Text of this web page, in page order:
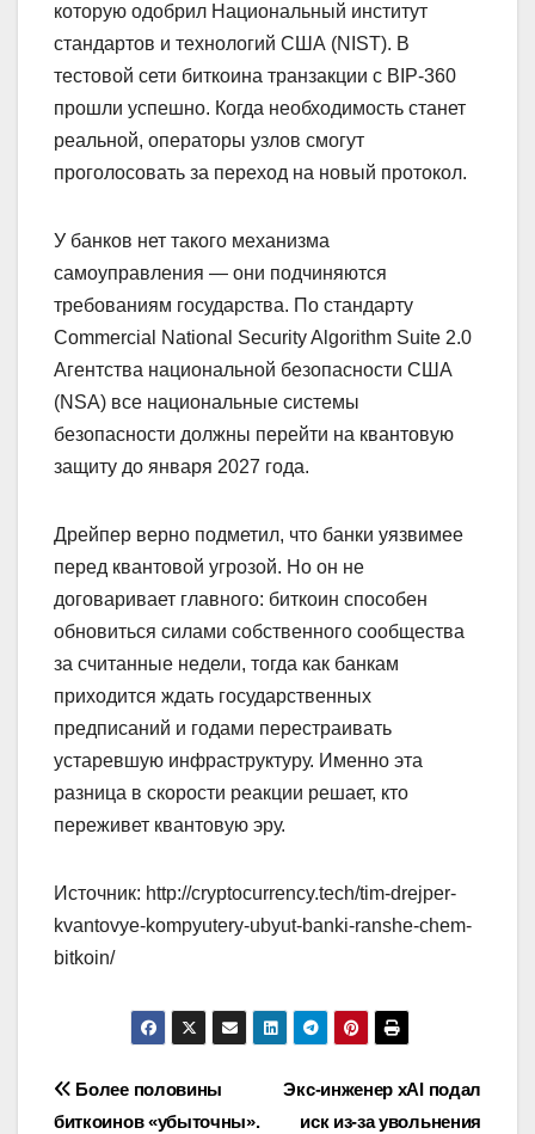
которую одобрил Национальный институт
стандартов и технологий США (NIST). В
тестовой сети биткоина транзакции с BIP-360
прошли успешно. Когда необходимость станет
реальной, операторы узлов смогут
проголосовать за переход на новый протокол.
У банков нет такого механизма
самоуправления — они подчиняются
требованиям государства. По стандарту
Commercial National Security Algorithm Suite 2.0
Агентства национальной безопасности США
(NSA) все национальные системы
безопасности должны перейти на квантовую
защиту до января 2027 года.
Дрейпер верно подметил, что банки уязвимее
перед квантовой угрозой. Но он не
договаривает главного: биткоин способен
обновиться силами собственного сообщества
за считанные недели, тогда как банкам
приходится ждать государственных
предписаний и годами перестраивать
устаревшую инфраструктуру. Именно эта
разница в скорости реакции решает, кто
переживет квантовую эру.
Источник: http://cryptocurrency.tech/tim-drejper-
kvantovye-kompyutery-ubyut-banki-ranshe-chem-
bitkoin/
Навигация
Экс-инженер xAI подал
иск из-за увольнения
Более половины
биткоинов «убыточны».